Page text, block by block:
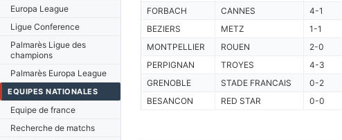
Europa League
Ligue Conference
Palmarès Ligue des
champions
Palmarès Europa League
EQUIPES NATIONALES
Equipe de france
Recherche de matchs
FORBACH
CANNES 4-1
BEZIERS
METZ 1-1
MONTPELLIER
ROUEN 2-0
PERPIGNAN
TROYES 4-3
GRENOBLE
STADE FRANCAIS 0-2
BESANCON
RED STAR 0-0